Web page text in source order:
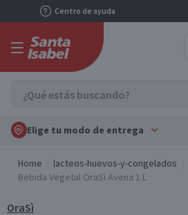
Centro de ayuda
Elige tu modo de entrega
Home lacteos-huevos-y-congelados
Bebida Vegetal OraSì Avena 1 L
OraSì